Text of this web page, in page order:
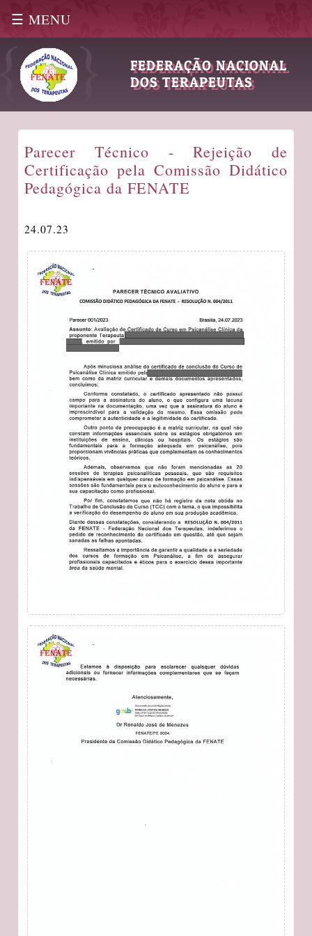
☰ MENU
FEDERAÇÃO NACIONAL
DOS TERAPEUTAS
Parecer Técnico - Rejeição de
Certificação pela Comissão Didático
Pedagógica da FENATE
24.07.23